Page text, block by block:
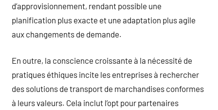
d’approvisionnement, rendant possible une
planification plus exacte et une adaptation plus agile
aux changements de demande.
En outre, la conscience croissante à la nécessité de
pratiques éthiques incite les entreprises à rechercher
des solutions de transport de marchandises conformes
à leurs valeurs. Cela inclut l’opt pour partenaires